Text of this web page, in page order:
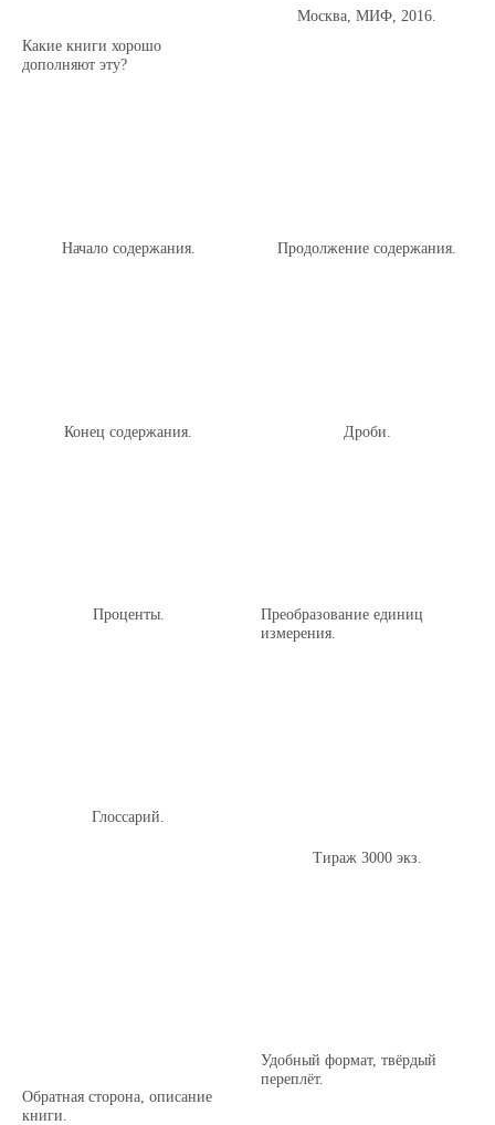
Какие книги хорошо
дополняют эту?
Москва, МИФ, 2016.
Начало содержания. Продолжение содержания.
Конец содержания. Дроби.
Проценты.
Преобразование единиц
измерения.
Глоссарий.
Тираж 3000 экз.
Обратная сторона, описание
книги.
Удобный формат, твёрдый
переплёт.